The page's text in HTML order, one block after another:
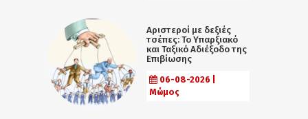
Αριστεροί με δεξιές
τσέπες: Το Υπαρξιακό
και Ταξικό Αδιέξοδο της
Επιβίωσης
06-08-2026 |
Μώμος